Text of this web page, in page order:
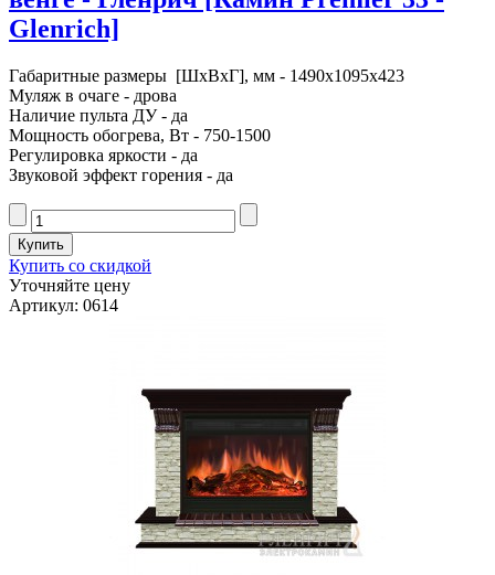
Glenrich]
Габаритные размеры [ШxВxГ], мм - 1490x1095x423
Муляж в очаге - дрова
Наличие пульта ДУ - да
Мощность обогрева, Вт - 750-1500
Регулировка яркости - да
Звуковой эффект горения - да
Купить со скидкой
Уточняйте цену
Артикул: 0614